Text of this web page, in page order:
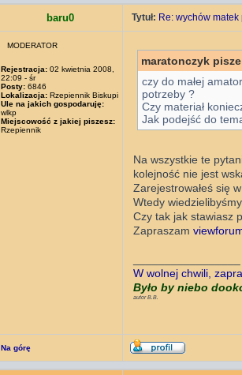
baru0 Tytuł: Re: wychów
MODERATOR
Rejestracja: 02 kwietnia 2008,
22:09 - śr
Posty: 6846
Lokalizacja: Rzepiennik Biskupi
Ule na jakich gospodaruję:
wlkp
Miejscowość z jakiej piszesz:
Rzepiennik
maratonczyk
czy do małej
potrzeby ?
Czy materiał
Jak podejść do
Na wszystkie te
kolejność nie jest
Zarejestrowałeś się
Wtedy
Czy tak jak stawiasz
Zapraszam
W wolnej chwili,
Było by niebo
autor B.B.
Na górę